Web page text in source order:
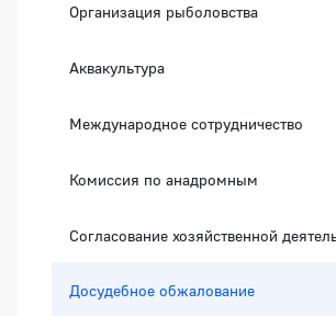
Организация рыболовства
Аквакультура
Международное сотрудничество
Комиссия по анадромным
Согласование хозяйственной
Досудебное обжалование